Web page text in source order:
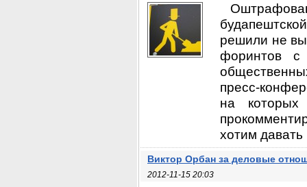
решили не
форинтов с
пресс-
на
хотим давать
Виктор Орбан за деловые
2012-11-15 20:03